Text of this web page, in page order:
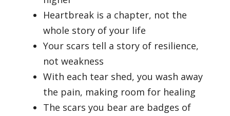
Heartbreak is a chapter, not the
whole story of your life
Your scars tell a story of resilience,
not weakness
With each tear shed, you wash away
the pain, making room for healing
The scars you bear are badges of